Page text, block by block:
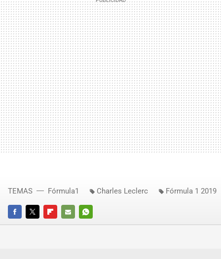
FACEBOOKTWITTERFLIPBOARD
E-
WHATSAPP
TEMAS Fórmula1 Charles Leclerc Fórmula 1 2019